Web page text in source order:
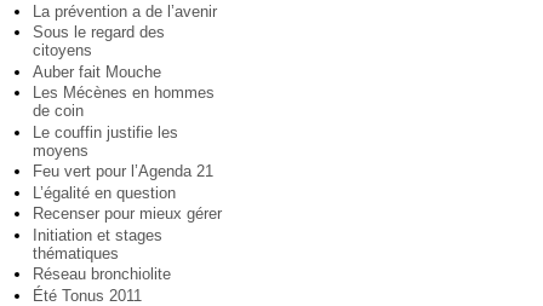
La prévention a de l’avenir
Sous le regard des
citoyens
Auber fait Mouche
Les Mécènes en hommes
de coin
Le couffin justifie les
moyens
Feu vert pour l’Agenda 21
L’égalité en question
Recenser pour mieux gérer
Initiation et stages
thématiques
Réseau bronchiolite
Été Tonus 2011